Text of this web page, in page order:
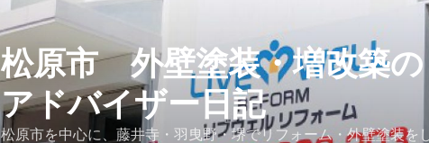
松原市 外壁塗装・増改築
アドバイザー日記
松原市を中心に、藤井寺・羽曳野・堺でリフォーム・外壁塗装を